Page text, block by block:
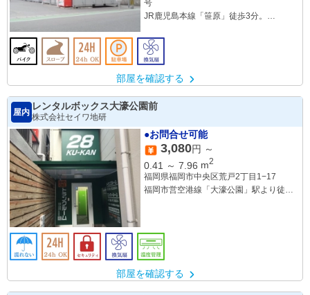
号
JR鹿児島本線「笹原」徒歩3分。
部屋を確認する
屋内
レンタルボックス大濠公園前
株式会社セイワ地研
●お問合せ可能
3,080円 ～
0.41
～ 7.96 m2
福岡県福岡市中央区荒戸2丁目1−17
福岡市営空港線「大濠公園」駅より徒歩
部屋を確認する